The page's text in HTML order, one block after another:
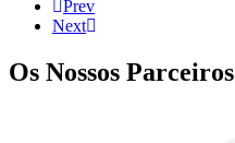
Prev
Next
Os Nossos Parceiros